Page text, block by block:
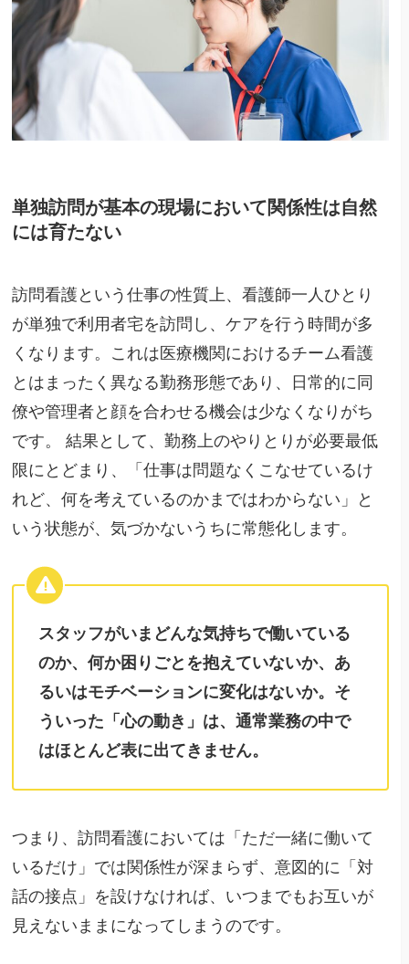
単独訪問が基本の現場において関係性は自然
には育たない
訪問看護という仕事の性質上、看護師一人ひとり
が単独で利用者宅を訪問し、ケアを行う時間が多
くなります。これは医療機関におけるチーム看護
とはまったく異なる勤務形態であり、日常的に同
僚や管理者と顔を合わせる機会は少なくなりがち
です。 結果として、勤務上のやりとりが必要最低
限にとどまり、「仕事は問題なくこなせているけ
れど、何を考えているのかまではわからない」と
いう状態が、気づかないうちに常態化します。
スタッフがいまどんな気持ちで働いている
のか、何か困りごとを抱えていないか、あ
るいはモチベーションに変化はないか。そ
ういった「心の動き」は、通常業務の中で
はほとんど表に出てきません。
つまり、訪問看護においては「ただ一緒に働いて
いるだけ」では関係性が深まらず、意図的に「対
話の接点」を設けなければ、いつまでもお互いが
見えないままになってしまうのです。